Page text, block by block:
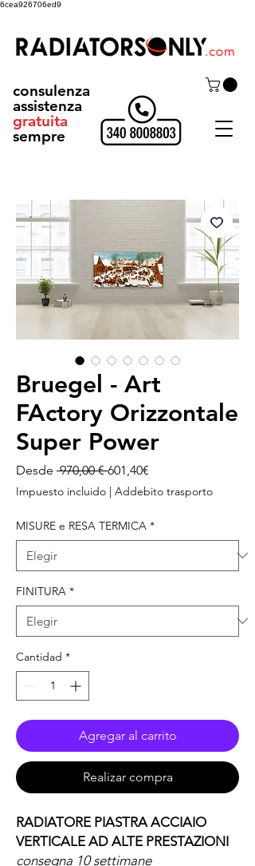
6cea926706ed9
consulenza
assistenza
gratuita
sempre
Bruegel - Art
FActory Orizzontale
Super Power
Desde 970,00 € Precio
601,40€
de
oferta
Impuesto incluido | Addebito trasporto
MISURE e RESA TERMICA *
FINITURA *
Cantidad *
Agregar al carrito
Realizar compra
RADIATORE PIASTRA ACCIAIO
VERTICALE AD ALTE PRESTAZIONI
consegna 10 settimane